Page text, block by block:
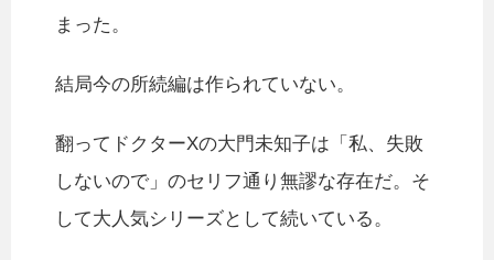
まった。
結局今の所続編は作られていない。
翻ってドクターXの大門未知子は「私、失敗
しないので」のセリフ通り無謬な存在だ。そ
して大人気シリーズとして続いている。